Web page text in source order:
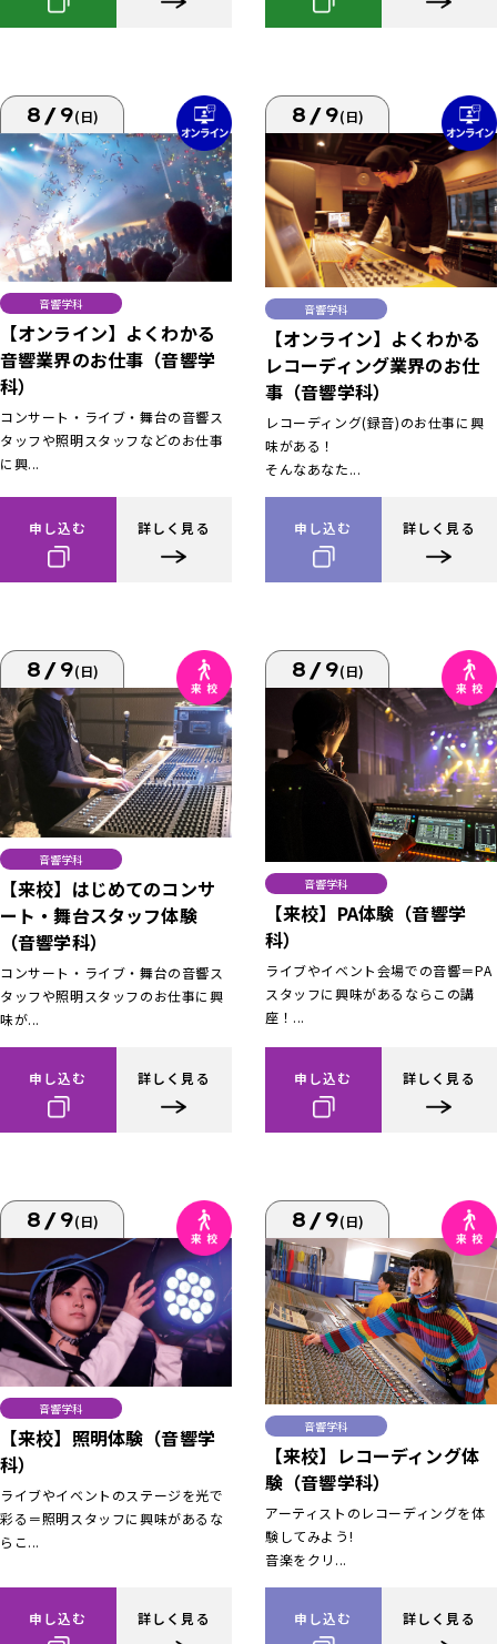
8/9(日)
音響学科
【オンライン】よくわかる
音響業界のお仕事（音響学
科）
コンサート・ライブ・舞台の音響ス
タッフや照明スタッフなどのお仕事
に興...
申し込む 詳しく見る
8/9(日)
音響学科
【オンライン】よくわかる
レコーディング業界のお仕
事（音響学科）
レコーディング(録音)のお仕事に興
味がある！
そんなあなた...
申し込む 詳しく見る
8/9(日)
音響学科
【来校】はじめてのコンサ
ート・舞台スタッフ体験
（音響学科）
コンサート・ライブ・舞台の音響ス
タッフや照明スタッフのお仕事に興
味が...
申し込む 詳しく見る
8/9(日)
音響学科
【来校】PA体験（音響学
科）
ライブやイベント会場での音響＝PA
スタッフに興味があるならこの講
座！...
申し込む 詳しく見る
8/9(日)
音響学科
【来校】照明体験（音響学
科）
ライブやイベントのステージを光で
彩る＝照明スタッフに興味があるな
らこ...
申し込む 詳しく見る
8/9(日)
音響学科
【来校】レコーディング体
験（音響学科）
アーティストのレコーディングを体
験してみよう!
音楽をクリ...
申し込む 詳しく見る